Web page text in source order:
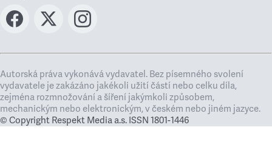
Autorská práva vykonává vydavatel. Bez písemného svolení
vydavatele je zakázáno jakékoli užití částí nebo celku díla,
zejména rozmnožování a šíření jakýmkoli způsobem,
mechanickým nebo elektronickým, v českém nebo jiném jazyce.
© Copyright Respekt Media a.s. ISSN 1801-1446